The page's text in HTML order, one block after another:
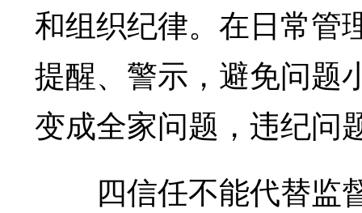
和组织纪律。在日常管
提醒、警示，避免问题
变成全家问题，违纪问
四信任不能代替监